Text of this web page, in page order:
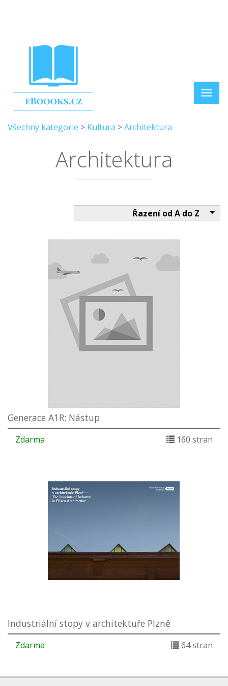
Všechny kategorie > Kultura >Architektura
Architektura
Řazení od A do Z
Generace A1R: Nástup
Zdarma 160 stran
Industriální stopy v architektuře Plzně
Zdarma 64 stran